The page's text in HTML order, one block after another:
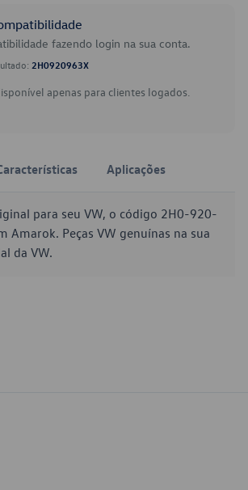
fazendo login na sua conta.
2H0920963X
apenas para clientes logados.
Aplicações
para seu VW, o código 2H0-920-
Amarok. Peças VW genuínas na sua
da VW.